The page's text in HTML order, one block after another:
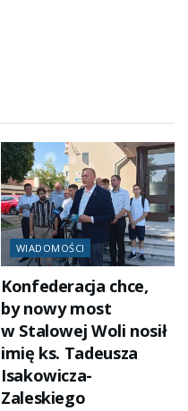
WIADOMOŚCI
Konfederacja chce,
by nowy most
w Stalowej Woli nosił
imię ks. Tadeusza
Isakowicza-
Zaleskiego